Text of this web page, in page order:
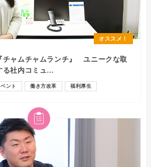
オススメ！
チャムチャムランチ』 ユニークな取
る社内コミュ…
ベント 働き方改革 福利厚生